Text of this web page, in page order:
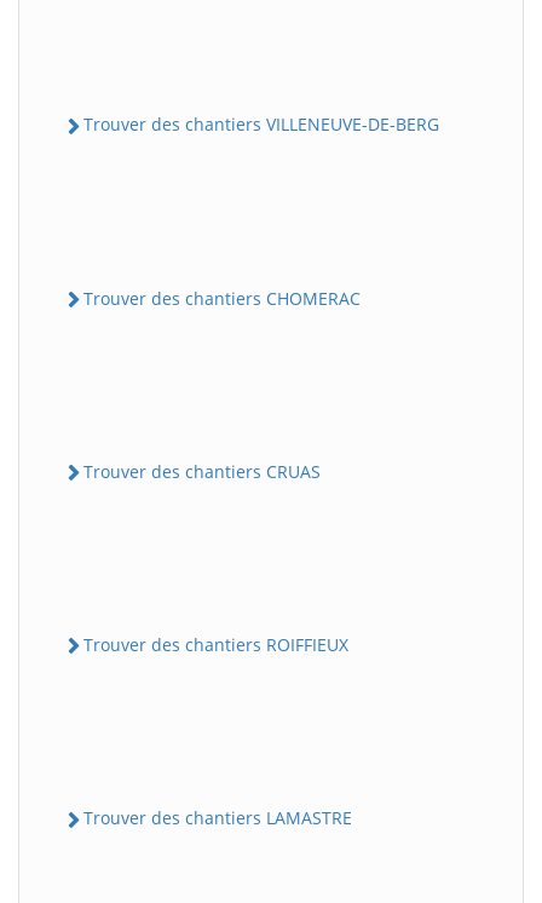
Trouver des chantiers VILLENEUVE-DE-BERG
Trouver des chantiers CHOMERAC
Trouver des chantiers CRUAS
Trouver des chantiers ROIFFIEUX
Trouver des chantiers LAMASTRE